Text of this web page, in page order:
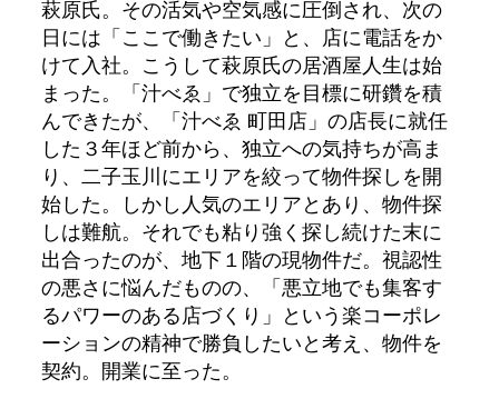
萩原氏。その活気や空気感に圧倒され、次の
日には「ここで働きたい」と、店に電話をか
けて入社。こうして萩原氏の居酒屋人生は始
まった。「汁べゑ」で独立を目標に研鑽を積
んできたが、「汁べゑ 町田店」の店長に就任
した３年ほど前から、独立への気持ちが高ま
り、二子玉川にエリアを絞って物件探しを開
始した。しかし人気のエリアとあり、物件探
しは難航。それでも粘り強く探し続けた末に
出合ったのが、地下１階の現物件だ。視認性
の悪さに悩んだものの、「悪立地でも集客す
るパワーのある店づくり」という楽コーポレ
ーションの精神で勝負したいと考え、物件を
契約。開業に至った。